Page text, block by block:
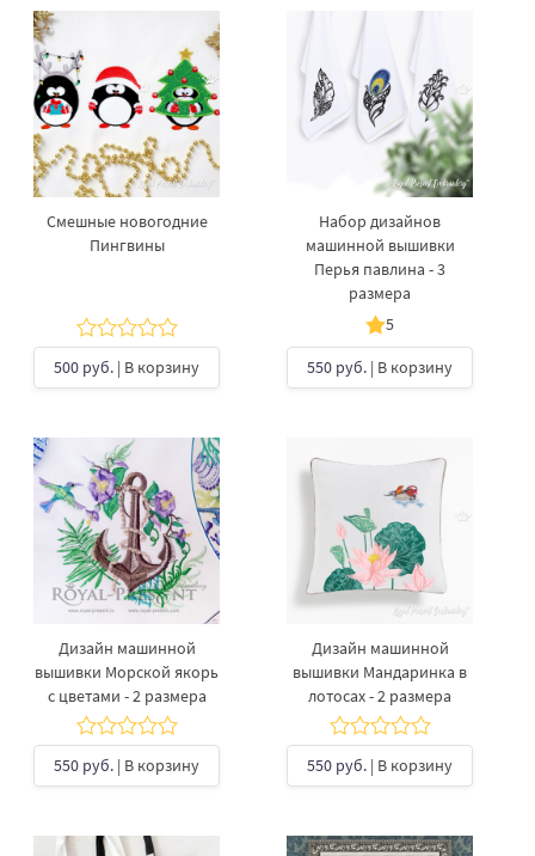
Смешные новогодние
Пингвины
500 руб. | В корзину
Набор дизайнов
машинной вышивки
Перья павлина - 3
размера
5
550 руб. | В корзину
Дизайн машинной
вышивки Морской якорь
с цветами - 2 размера
550 руб. | В корзину
Дизайн машинной
вышивки Мандаринка в
лотосах - 2 размера
550 руб. | В корзину